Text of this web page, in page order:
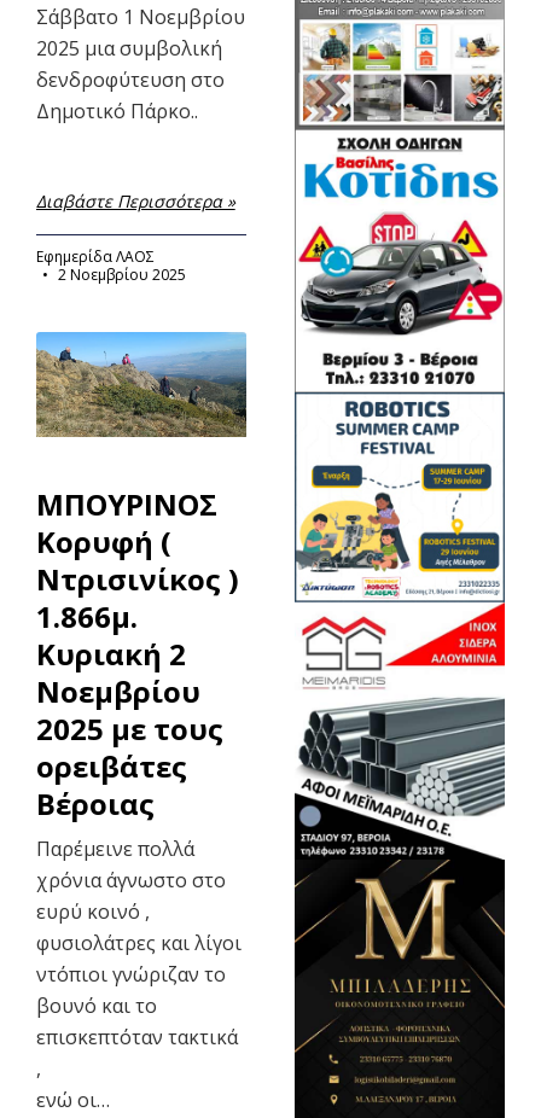
Σάββατο 1 Νοεμβρίου
2025 μια συμβολική
δενδροφύτευση στο
Δημοτικό Πάρκο..
Διαβάστε Περισσότερα »
Εφημερίδα ΛΑΟΣ
2 Νοεμβρίου 2025
ΜΠΟΥΡΙΝΟΣ
Κορυφή (
Ντρισινίκος )
1.866μ.
Κυριακή 2
Νοεμβρίου
2025 με τους
ορειβάτες
Βέροιας
Παρέμεινε πολλά
χρόνια άγνωστο στο
ευρύ κοινό ,
φυσιολάτρες και λίγοι
ντόπιοι γνώριζαν το
βουνό και το
επισκεπτόταν τακτικά
,
ενώ οι…